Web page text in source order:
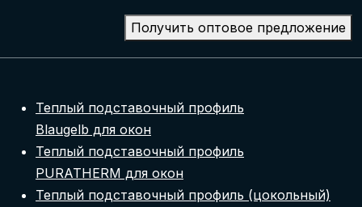
Получить оптовое предложение
Теплый подставочный профиль
Blaugelb для окон
Теплый подставочный профиль
PURATHERM для окон
Теплый подставочный профиль (цокольный)